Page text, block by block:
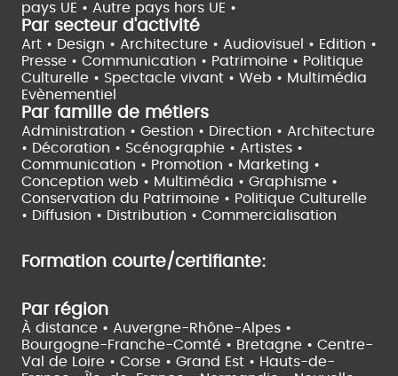
pays UE • Autre pays hors UE •
Par secteur d'activité
Art • Design • Architecture • Audiovisuel • Edition •
Presse • Communication • Patrimoine • Politique
Culturelle • Spectacle vivant • Web • Multimédia
Evènementiel
Par famille de métiers
Administration • Gestion • Direction • Architecture
• Décoration • Scénographie • Artistes •
Communication • Promotion • Marketing •
Conception web • Multimédia • Graphisme •
Conservation du Patrimoine • Politique Culturelle
• Diffusion • Distribution • Commercialisation
Formation courte/certifiante:
Par région
À distance • Auvergne-Rhône-Alpes •
Bourgogne-Franche-Comté • Bretagne • Centre-
Val de Loire • Corse • Grand Est • Hauts-de-